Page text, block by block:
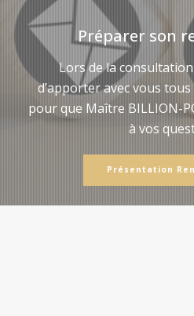
Préparer son
Lors de la
d’apporter avec vous
pour que Maître BILLION-
à vos
Présentation